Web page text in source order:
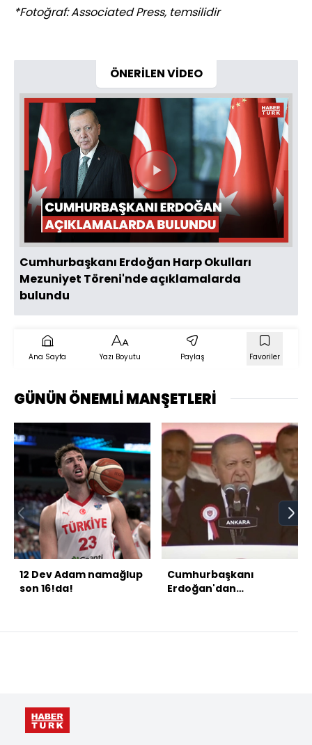
*Fotoğraf: Associated Press, temsilidir
ÖNERİLEN VİDEO
Videoyu
Oynat
Cumhurbaşkanı Erdoğan Harp Okulları
Mezuniyet Töreni'nde açıklamalarda
bulundu
Ana Sayfa Yazı Boyutu Paylaş Favoriler
GÜNÜN ÖNEMLİ MANŞETLERİ
12 Dev Adam namağlup
son 16!da!
Cumhurbaşkanı
Erdoğan'dan